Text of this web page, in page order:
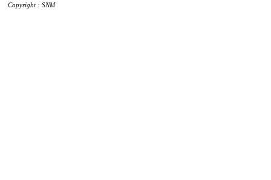
Copyright : SNM